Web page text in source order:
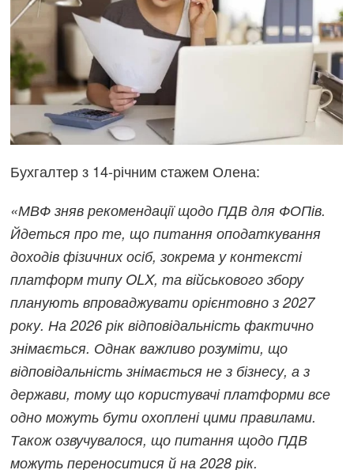
Бухгалтер з 14-річним стажем Олена:
«МВФ зняв рекомендації щодо ПДВ для ФОПів.
Йдеться про те, що питання оподаткування
доходів фізичних осіб, зокрема у контексті
платформ типу OLX, та військового збору
планують впроваджувати орієнтовно з 2027
року. На 2026 рік відповідальність фактично
знімається. Однак важливо розуміти, що
відповідальність знімається не з бізнесу, а з
держави, тому що користувачі платформи все
одно можуть бути охоплені цими правилами.
Також озвучувалося, що питання щодо ПДВ
можуть переноситися й на 2028 рік.